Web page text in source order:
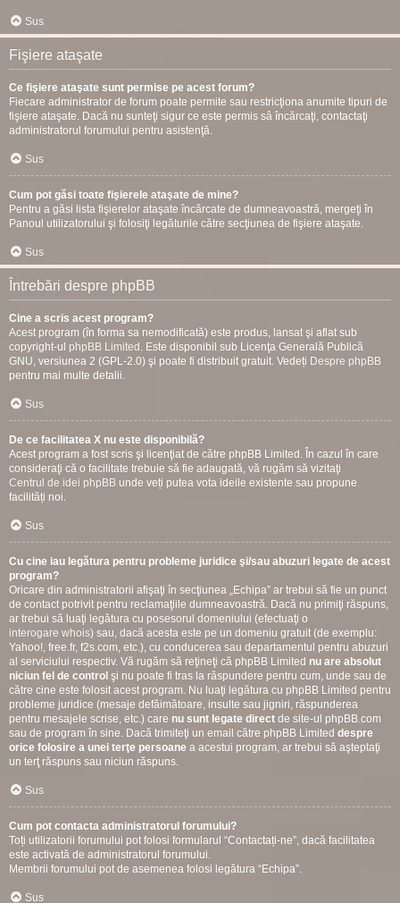
Sus
Fişiere ataşate
Ce fişiere ataşate sunt permise pe acest forum?
Fiecare administrator de forum poate permite sau restricţiona anumite tipuri de
fişiere ataşate. Dacă nu sunteţi sigur ce este permis sâ încărcaţi, contactaţi
administratorul forumului pentru asistenţă.
Sus
Cum pot găsi toate fişierele ataşate de mine?
Pentru a găsi lista fişierelor ataşate încărcate de dumneavoastră, mergeţi în
Panoul utilizatorului şi folosiţi legăturile către secţiunea de fişiere ataşate.
Sus
Întrebări despre phpBB
Cine a scris acest program?
Acest program (în forma sa nemodificată) este produs, lansat şi aflat sub
copyright-ul phpBB Limited . Este disponibil sub Licenţa Generală Publică
GNU, versiunea 2 (GPL-2.0) şi poate fi distribuit gratuit. Vedeți Despre phpBB
pentru mai multe detalii.
Sus
De ce facilitatea X nu este disponibilă?
Acest program a fost scris şi licenţiat de către phpBB Limited. În cazul în care
consideraţi că o facilitate trebuie să fie adaugată, vă rugăm să vizitaţi
Centrul de idei phpBB unde veți putea vota ideile existente sau propune
facilități noi.
Sus
Cu cine iau legătura pentru probleme juridice şi/sau abuzuri legate de acest
program?
Oricare din administratorii afişaţi în secţiunea „Echipa” ar trebui să fie un punct
de contact potrivit pentru reclamaţiile dumneavoastră. Dacă nu primiţi răspuns,
ar trebui să luaţi legătura cu posesorul domeniului (efectuaţi o
interogare whois) sau, dacă acesta este pe un domeniu gratuit (de exemplu:
Yahoo!, free.fr, f2s.com, etc.), cu conducerea sau departamentul pentru abuzuri
al serviciului respectiv. Vă rugăm să reţineţi că phpBB Limited nu are absolut
niciun fel de control şi nu poate fi tras la răspundere pentru cum, unde sau de
către cine este folosit acest program. Nu luaţi legătura cu phpBB Limited pentru
probleme juridice (mesaje defăimătoare, insulte sau jigniri, răspunderea
pentru mesajele scrise, etc.) care nu sunt legate direct de site-ul phpBB.com
sau de program în sine. Dacă trimiteţi un email către phpBB Limited despre
orice folosire a unei terţe persoane a acestui program, ar trebui să aşteptaţi
un terţ răspuns sau niciun răspuns.
Sus
Cum pot contacta administratorul forumului?
Toți utilizatorii forumului pot folosi formularul “Contactați-ne”, dacă facilitatea
este activată de administratorul forumului.
Membrii forumului pot de asemenea folosi legătura “Echipa”.
Sus